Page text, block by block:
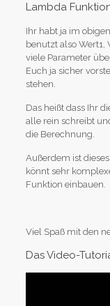
Lambda
Ihr habt ja im
benutzt also Wert1,
viele Parameter
Euch ja sicher
stehen.
Das heißt dass Ihr
alle rein schreibt
die Berechnung.
Außerdem ist
könnt sehr
Funktion einbauen.
Viel Spaß mit den
Das Video-